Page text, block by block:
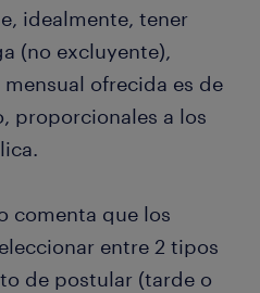
idealmente, tener
(no excluyente),
ofrecida es de
proporcionales a los
comenta que los
entre 2 tipos
de postular (tarde o